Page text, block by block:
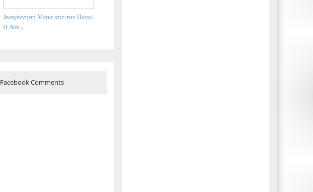
Αναγέννηση Μέσα από τον Πόνο:
Η Δύν...
Facebook Comments